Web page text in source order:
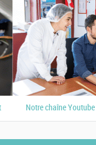
Notre chaîne Youtube